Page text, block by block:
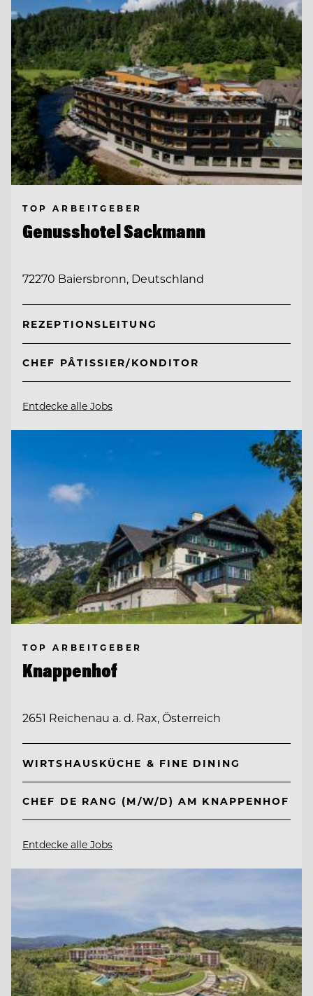
TOP ARBEITGEBER
Genusshotel Sackmann
72270 Baiersbronn, Deutschland
REZEPTIONSLEITUNG
CHEF PÂTISSIER/KONDITOR
Entdecke alle Jobs
TOP ARBEITGEBER
Knappenhof
2651 Reichenau a. d. Rax, Österreich
WIRTSHAUSKÜCHE & FINE DINING
CHEF DE RANG (M/W/D) AM KNAPPENHOF
Entdecke alle Jobs